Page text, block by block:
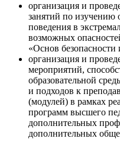
организация и
занятий по изучению
поведения в
возможных
«Основ
организация и
мероприятий,
образовательной
и подходов к
(модулей) в рамках
программ высшего
дополнительных
дополнительных